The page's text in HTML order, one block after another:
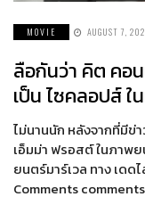
MOVIE AUGUST 7,
ลือกันว่า คิต คอ
เป็น ไซคลอปส์ ใ
ไม่นานนัก หลังจากที่มีข่
เอ็มม่า ฟรอสต์ ในภาพ
ยนตร์มาร์เวล ทาง เด
Comments comments